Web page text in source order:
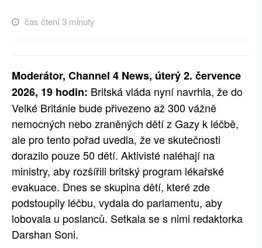
NEJČTENĚJŠÍ ZA 7 DNÍ
PŘÍSPĚVKY NA PROVOZ
SOCIÁLNÍ SÍTĚ
RUBRIKY
PLNÁ VERZE STRÁNEK
čas čtení 3 minuty
Moderátor, Channel 4 News, úterý 2. července
2026, 19 hodin: Britská vláda nyní navrhla, že do
Velké Británie bude přivezeno až 300 vážně
nemocných nebo zraněných dětí z Gazy k léčbě,
ale pro tento pořad uvedla, že ve skutečnosti
dorazilo pouze 50 dětí. Aktivisté naléhají na
ministry, aby rozšířili britský program lékařské
evakuace. Dnes se skupina dětí, které zde
podstoupily léčbu, vydala do parlamentu, aby
lobovala u poslanců. Setkala se s nimi redaktorka
Darshan Soni.